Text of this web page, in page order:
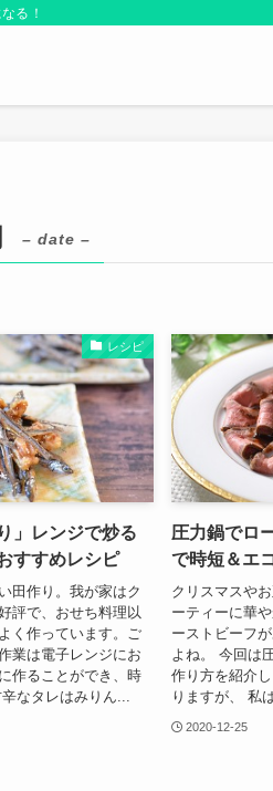
る！
– date –
レシピ
」レンジで炒る
すすめレシピ
田作り。我が家はク
評で、おせち料理以
く作っています。ご
業は電子レンジにお
作ることができ、時
なタレはみりん...
圧力鍋でロ
で時短＆エ
クリスマスや
ーティーに華
ーストビーフ
よね。 今回は
作り方を紹介
りますが、 私
2020-12-25